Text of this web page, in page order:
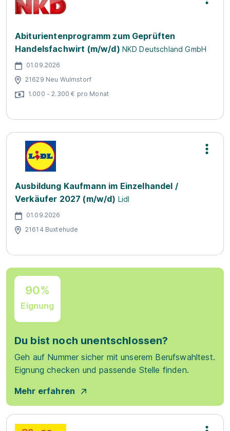
Abiturientenprogramm zum Geprüften
Handelsfachwirt (m/w/d) NKD Deutschland GmbH
01.09.2026
21629 Neu Wulmstorf
1.000 - 2.300 € pro Monat
Ausbildung Kaufmann im Einzelhandel /
Verkäufer 2027 (m/w/d) Lidl
01.09.2026
21614 Buxtehude
90%
Eignung
Du bist noch unentschlossen?
Geh auf Nummer sicher mit unserem Berufswahltest.
Eignung checken und passende Stelle finden.
Mehr erfahren